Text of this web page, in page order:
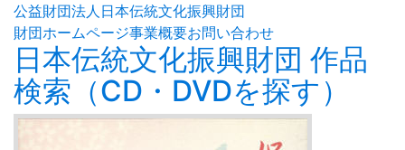
公益財団法人日本伝統文化振興財団
財団ホームページ事業概要お問い合わせ
日本伝統文化振興財団 作品
検索（CD・DVDを探す）